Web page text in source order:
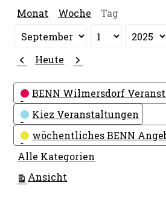
Monat Woche Tag
Monat
Tag
Jahr
Zurück
Heute Weiter
Kategorien
BENN Wilmersdorf
Kiez Veranstaltungen
wöchentliches BENN
Alle Kategorien
Ansicht